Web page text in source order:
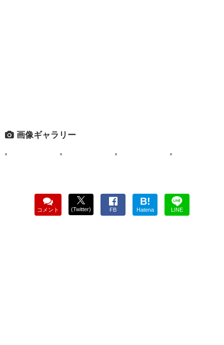
画像ギャラリー
コメント (Twitter) FB
B!
Hatena LINE